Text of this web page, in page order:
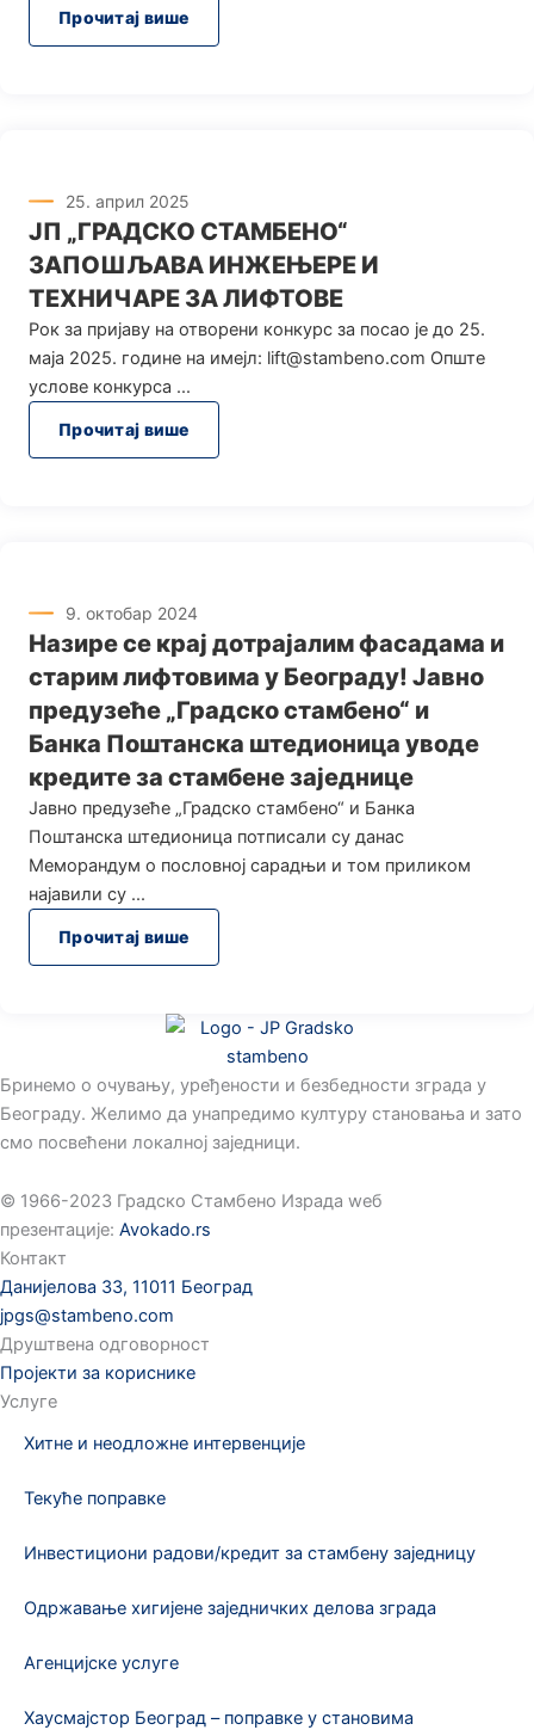
Прочитај више
25. април 2025
ЈП „ГРАДСКО СТАМБЕНО“
ЗАПОШЉАВА ИНЖЕЊЕРЕ И
ТЕХНИЧАРЕ ЗА ЛИФТОВЕ
Рок за пријаву на отворени конкурс за посао је до 25.
маја 2025. године на имејл: lift@stambeno.com Опште
услове конкурса
Прочитај више
9. октобар 2024
Назире се крај дотрајалим фасадама и
старим лифтовима у Београду! Јавно
предузеће „Градско стамбено“ и
Банка Поштанска штедионица уводе
кредите за стамбене заједнице
Јавно предузеће „Градско стамбено“ и Банка
Поштанска штедионица потписали су данас
Меморандум о пословној сарадњи и том приликом
најавили су
Прочитај више
Бринемо о очувању, уређености и безбедности зграда у
Београду. Желимо да унапредимо културу становања и зато
смо посвећени локалној заједници.
©️ 1966-2023 Градско Стамбено Израда wеб
презентације: Avokado.rs
Контакт
Данијелова 33, 11011 Београд
jpgs@stambeno.com
Друштвена одговорност
Пројекти за кориснике
Услуге
Хитне и неодложне интервенције
Текуће поправке
Инвестициони радови/кредит за стамбену заједницу
Одржавање хигијене заједничких делова зграда
Агенцијске услуге
Хаусмајстор Београд – поправке у становима